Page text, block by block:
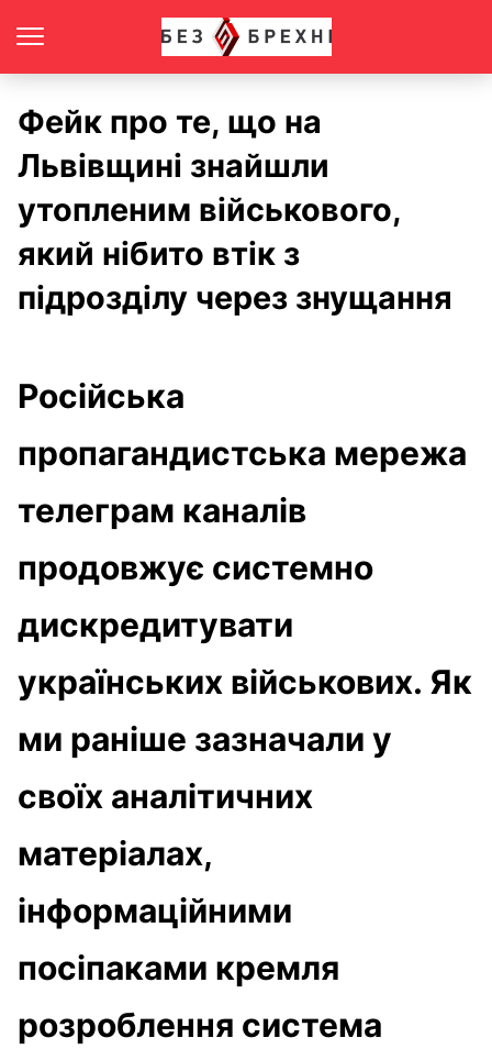
Фейк про те, що на
Львівщині знайшли
утопленим військового,
який нібито втік з
підрозділу через знущання
Російська
пропагандистська мережа
телеграм каналів
продовжує системно
дискредитувати
українських військових. Як
ми раніше зазначали у
своїх аналітичних
матеріалах,
інформаційними
посіпаками кремля
розроблення система